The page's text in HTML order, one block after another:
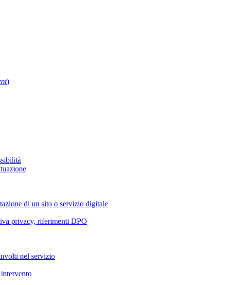
)
di un sito o servizio digitale
privacy, riferimenti DPO
nel servizio